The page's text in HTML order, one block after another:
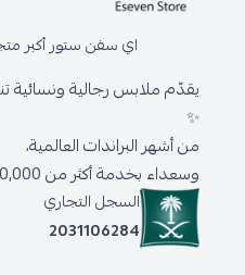
اي سفن ستور أكبر
يقدّم ملابس رجالية ونسائية
✨
من أشهر البراندات العالمية،
وسعداء بخدمة أكثر من 300,000 عميل حول المملكة.
السجل التجاري
2031106284